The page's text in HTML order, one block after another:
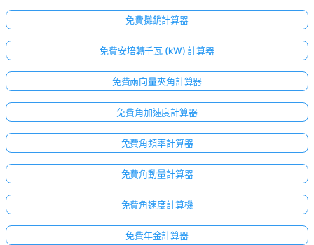
免費攤銷計算器
免費安培轉千瓦 (kW) 計算器
免費兩向量夾角計算器
免費角加速度計算器
免費角頻率計算器
免費角動量計算器
免費角速度計算機
免費年金計算器